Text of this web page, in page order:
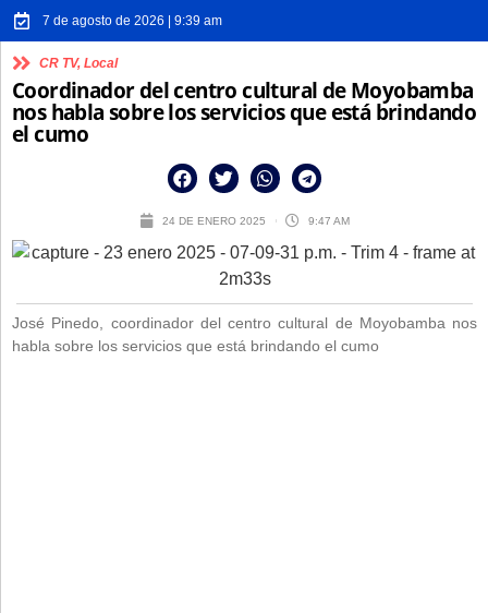
7 de agosto de 2026 | 9:39 am
CR TV, Local
Coordinador del centro cultural de Moyobamba
nos habla sobre los servicios que está brindando
el cumo
24 DE ENERO 2025 9:47 AM
José Pinedo, coordinador del centro cultural de Moyobamba nos
habla sobre los servicios que está brindando el cumo